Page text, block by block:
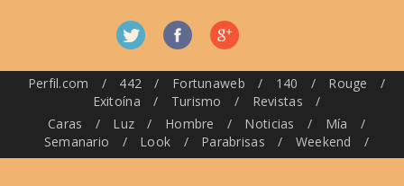
Perfil.com / 442 / Fortunaweb / 140 / Rouge
/
Exitoína
/ Turismo / Revistas
/
Caras
/ Luz / Hombre / Noticias / Mía
/
Semanario
/ Look / Parabrisas / Weekend /